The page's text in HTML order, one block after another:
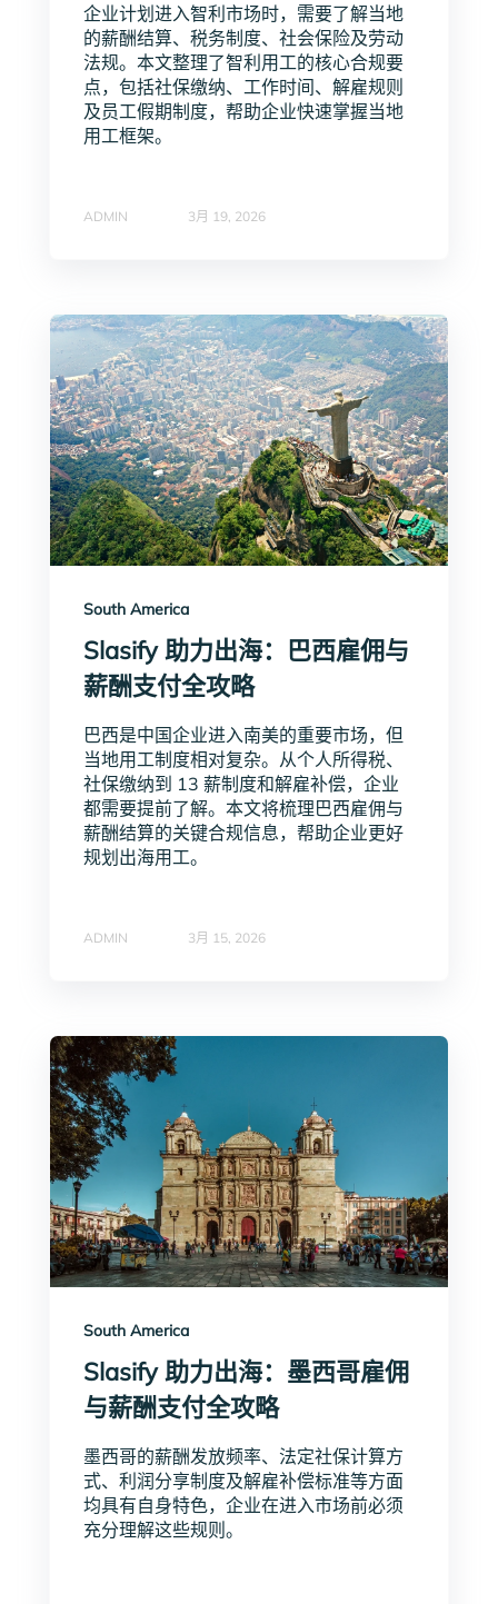
企业计划进入智利市场时，需要了解当地
的薪酬结算、税务制度、社会保险及劳动
法规。本文整理了智利用工的核心合规要
点，包括社保缴纳、工作时间、解雇规则
及员工假期制度，帮助企业快速掌握当地
用工框架。
ADMIN 3月 19, 2026
South America
Slasify 助力出海：巴西雇佣与
薪酬支付全攻略
巴西是中国企业进入南美的重要市场，但
当地用工制度相对复杂。从个人所得税、
社保缴纳到 13 薪制度和解雇补偿，企业
都需要提前了解。本文将梳理巴西雇佣与
薪酬结算的关键合规信息，帮助企业更好
规划出海用工。
ADMIN 3月 15, 2026
South America
Slasify 助力出海：墨西哥雇佣
与薪酬支付全攻略
墨西哥的薪酬发放频率、法定社保计算方
式、利润分享制度及解雇补偿标准等方面
均具有自身特色，企业在进入市场前必须
充分理解这些规则。